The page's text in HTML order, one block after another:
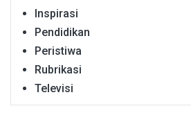
Inspirasi
Pendidikan
Peristiwa
Rubrikasi
Televisi